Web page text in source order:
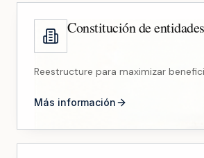
Constitución de entidades
Reestructure para maximizar
Más información